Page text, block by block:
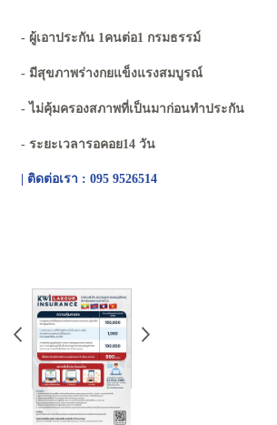
- ผู้เอาประกัน 1คนต่อ1 กรมธรรม์
- มีสุขภาพร่างกยแข็งแรงสมบูรณ์
- ไม่คุ้มครองสภาพที่เป็นมาก่อนทำประกัน
- ระยะเวลารอคอย14 วัน
| ติดต่อเรา : 095 9526514